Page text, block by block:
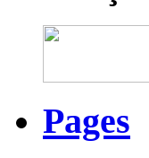
Pages